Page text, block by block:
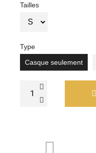
Tailles
Type
Casque seulement